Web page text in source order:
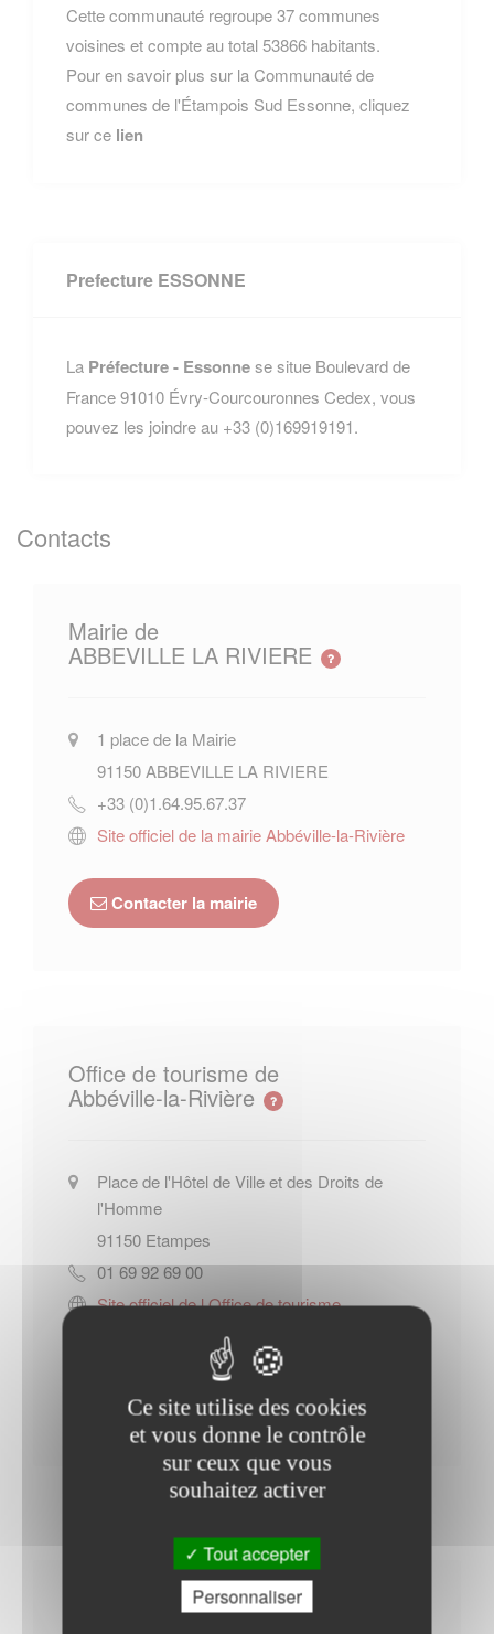
Cette communauté regroupe 37 communes
voisines et compte au total 53866 habitants.
Pour en savoir plus sur la Communauté de
communes de l'Étampois Sud Essonne, cliquez
sur ce lien
Prefecture ESSONNE
La Préfecture - Essonnese situe Boulevard de
France 91010 Évry-Courcouronnes Cedex, vous
pouvez les joindre au +33 (0)169919191.
Contacts
Mairie de
ABBEVILLE LA RIVIERE
1 place de la Mairie
91150 ABBEVILLE LA RIVIERE
+33 (0)1.64.95.67.37
Site officiel de la mairie Abbéville-la-Rivière
Contacter la mairie
Office de tourisme de
Abbéville-la-Rivière
Place de l'Hôtel de Ville et des Droits de
l'Homme
91150 Etampes
01 69 92 69 00
Site officiel de l Office de tourisme
Contacter l'office de tourisme
Horaires Mairie
Ce site utilise des cookies
et vous donne le contrôle
sur ceux que vous
souhaitez activer
Tout accepter
Personnaliser